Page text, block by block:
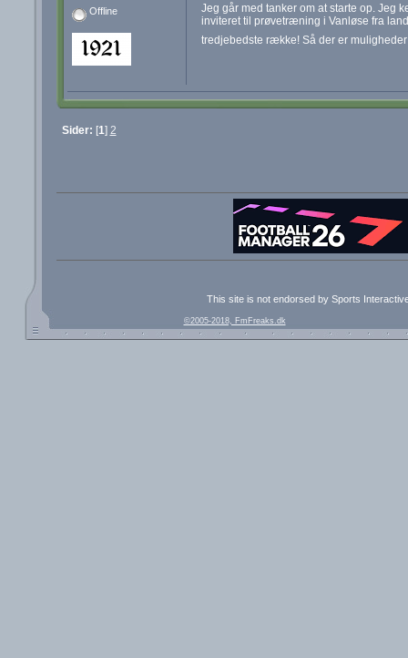
Offline
Jeg går med tanker om at starte op. Jeg
inviteret til prøvetræning i Vanløse fra
tredjebedste række! Så der er
Sider: [1] 2
This site is not endorsed by Sports
©2005-2018, FmFreaks.dk